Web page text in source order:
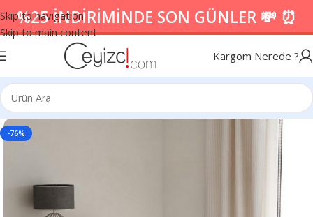
Skip to navigation
Skip to main content
%25 İNDİRİMİNDE SON GÜNLER 💸 ⏰
Kargom Nerede ?
-76%